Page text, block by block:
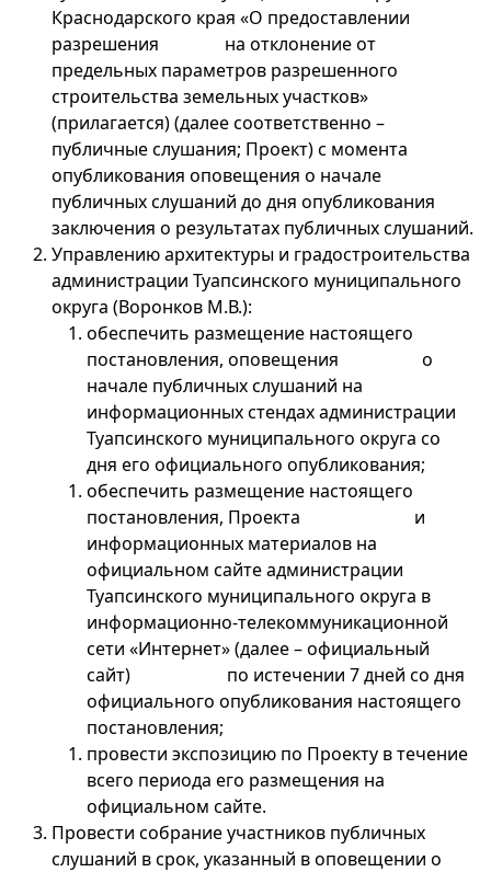
Краснодарского края «О предоставлении
разрешения на отклонение от
предельных параметров разрешенного
строительства земельных участков»
(прилагается) (далее соответственно –
публичные слушания; Проект) с момента
опубликования оповещения о начале
публичных слушаний до дня опубликования
заключения о результатах публичных слушаний.
Управлению архитектуры и градостроительства
администрации Туапсинского муниципального
округа (Воронков М.В.):
обеспечить размещение настоящего
постановления, оповещения о
начале публичных слушаний на
информационных стендах администрации
Туапсинского муниципального округа со
дня его официального опубликования;
обеспечить размещение настоящего
постановления, Проекта и
информационных материалов на
официальном сайте администрации
Туапсинского муниципального округа в
информационно-телекоммуникационной
сети «Интернет» (далее – официальный
сайт) по истечении 7 дней со дня
официального опубликования настоящего
постановления;
провести экспозицию по Проекту в течение
всего периода его размещения на
официальном сайте.
Провести собрание участников публичных
слушаний в срок, указанный в оповещении о